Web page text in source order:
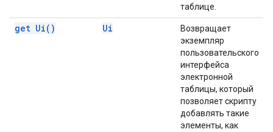
таблице.
get Ui( ) Ui
Возвращает
экземпляр
пользовательского
интерфейса
электронной
таблицы, который
позволяет скрипту
добавлять такие
элементы, как